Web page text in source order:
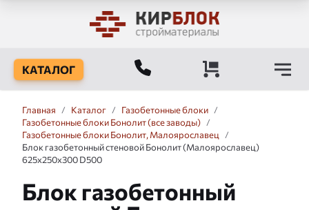
КАТАЛОГ
Главная / Каталог / Газобетонные блоки /
Газобетонные блоки Бонолит (все заводы) /
Газобетонные блоки Бонолит, Малоярославец
/
Блок газобетонный стеновой Бонолит (Малоярославец)
625x250x300 D500
Блок газобетонный